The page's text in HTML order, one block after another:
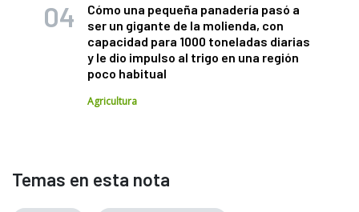
Cómo una pequeña panadería pasó a
ser un gigante de la molienda, con
capacidad para 1000 toneladas diarias
y le dio impulso al trigo en una región
poco habitual
Agricultura
Temas en esta nota